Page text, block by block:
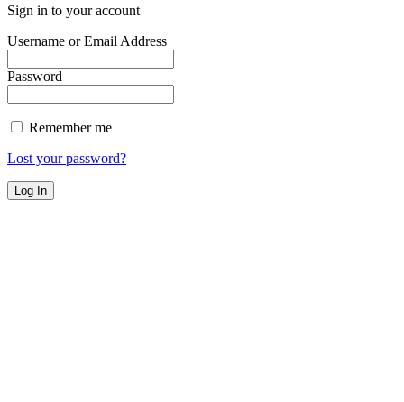
Sign in to your account
Username or Email Address
Password
Remember me
Lost your password?